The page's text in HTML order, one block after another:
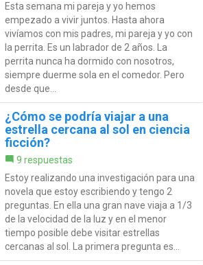
Esta semana mi pareja y yo hemos
empezado a vivir juntos. Hasta ahora
vivíamos con mis padres, mi pareja y yo con
la perrita. Es un labrador de 2 años. La
perrita nunca ha dormido con nosotros,
siempre duerme sola en el comedor. Pero
desde que...
¿Cómo se podría viajar a una
estrella cercana al sol en ciencia
ficción?
9 respuestas
Estoy realizando una investigación para una
novela que estoy escribiendo y tengo 2
preguntas. En ella una gran nave viaja a 1/3
de la velocidad de la luz y en el menor
tiempo posible debe visitar estrellas
cercanas al sol. La primera pregunta es...